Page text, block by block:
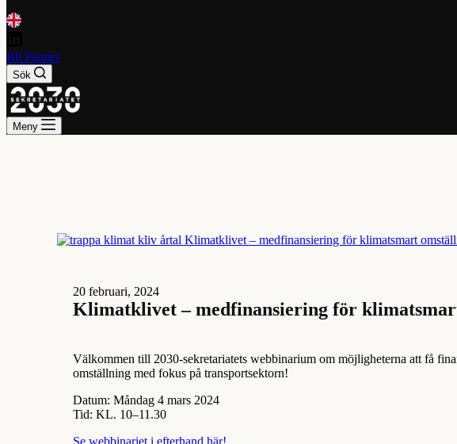
Bli Partner
Sök
Meny
20 februari, 2024
Klimatklivet – medfinansiering för
Välkommen till 2030-sekretariatets webbinarium om möjligheterna att få
omställning med fokus på transportsektorn!
Datum: Måndag 4 mars 2024
Tid: KL. 10–11.30
Se webbinariet i efterhand här!